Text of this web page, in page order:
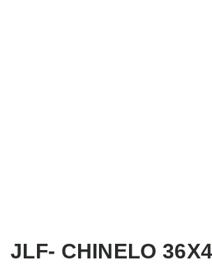
JLF- CHINELO